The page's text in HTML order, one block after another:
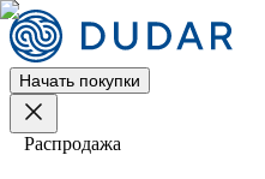
Начать покупки
Распродажа